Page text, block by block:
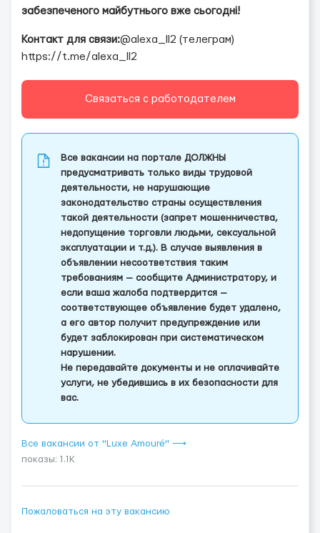
забезпеченого майбутнього вже сьогодні!
Контакт для связи:@alexa_ll2 (телеграм)
https://t.me/alexa_ll2
Связаться с работодателем
Все вакансии на портале ДОЛЖНЫ
предусматривать только виды трудовой
деятельности, не нарушающие
законодательство страны осуществления
такой деятельности (запрет мошенничества,
недопущение торговли людьми, сексуальной
эксплуатации и т.д.). В случае выявления в
объявлении несоответствия таким
требованиям — сообщите Администратору, и
если ваша жалоба подтвердится —
соответствующее объявление будет удалено,
а его автор получит предупреждение или
будет заблокирован при систематическом
нарушении.
Не передавайте документы и не оплачивайте
услуги, не убедившись в их безопасности для
вас.
Все вакансии от "Luxe Amouré" ⟶
показы: 1.1K
Пожаловаться на эту вакансию